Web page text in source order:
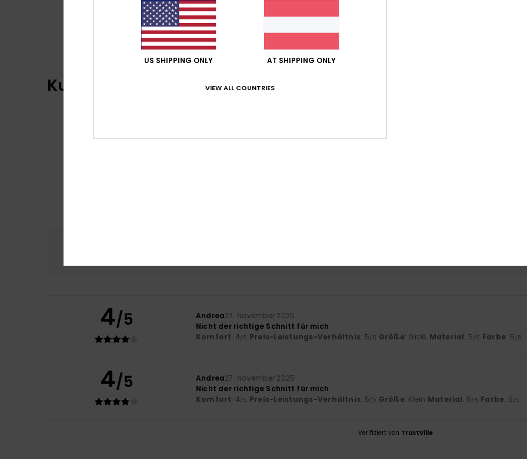
Kundenbewertungen
4/5 Andrea27. November 2025
Nicht der richtige Schnitt für mich
Komfort: 4/5 Preis-Leistungs-Verhältnis: 5/5 Größe: Groß Material: 5/5 Farbe: 5/5
4/5 Andrea27. November 2025
Nicht der richtige Schnitt für mich
Komfort: 4/5 Preis-Leistungs-Verhältnis: 5/5 Größe: Klein Material: 5/5 Farbe: 5/5
Verifiziert von TrustVille
US SHIPPING ONLY AT SHIPPING ONLY
VIEW ALL COUNTRIES